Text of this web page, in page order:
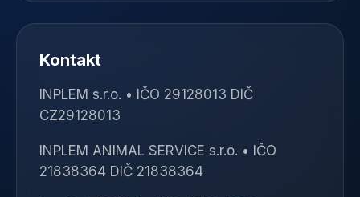
Kontakt
INPLEM s.r.o. • IČO 29128013 DIČ
CZ29128013
INPLEM ANIMAL SERVICE s.r.o. • IČO
21838364 DIČ 21838364